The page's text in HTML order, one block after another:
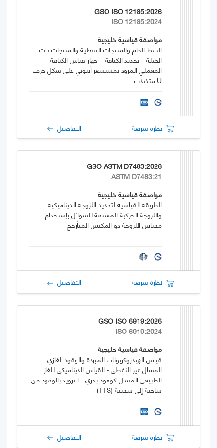
GSO ISO 12185:2026
ISO 12185:2024
مواصفة قياسية خليجية
النفط الخام والمنتجات النفطية والمنتجات ذات
الصلة – تحديد الكثافة – جهاز قياس الكثافة
المعملي المزود بمستشعر أنبوبي على شكل حرف
U متذبذب
نظرة سريعة التفاصيل
GSO ASTM D7483:2026
ASTM D7483:21
مواصفة قياسية خليجية
الطريقة القياسية لتحديد اللزوجة الديناميكية
واللزوجة الحركية المشتقة للسوائل بإستخدام
مقياس اللزوجة ذو المكبس المتأرجح
نظرة سريعة التفاصيل
GSO ISO 6919:2026
ISO 6919:2024
مواصفة قياسية خليجية
قياس الهيدروكربونات المبردة والوقود الغازي
المسال غير النفطي - القياس الديناميكي للغاز
الطبيعي المسال كوقود بحري - التزويد بالوقود من
شاحنة إلى سفينة (TTS)
نظرة سريعة التفاصيل